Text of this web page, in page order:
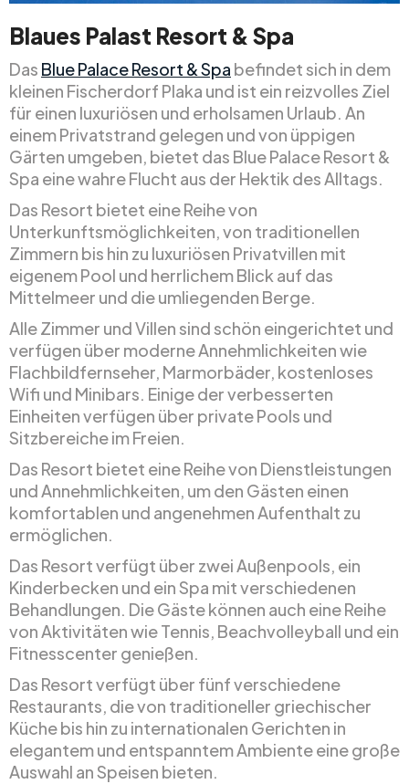
Blaues Palast Resort & Spa
Das Blue Palace Resort & Spa befindet sich in dem
kleinen Fischerdorf Plaka und ist ein reizvolles Ziel
für einen luxuriösen und erholsamen Urlaub. An
einem Privatstrand gelegen und von üppigen
Gärten umgeben, bietet das Blue Palace Resort &
Spa eine wahre Flucht aus der Hektik des Alltags.
Das Resort bietet eine Reihe von
Unterkunftsmöglichkeiten, von traditionellen
Zimmern bis hin zu luxuriösen Privatvillen mit
eigenem Pool und herrlichem Blick auf das
Mittelmeer und die umliegenden Berge.
Alle Zimmer und Villen sind schön eingerichtet und
verfügen über moderne Annehmlichkeiten wie
Flachbildfernseher, Marmorbäder, kostenloses
Wifi und Minibars. Einige der verbesserten
Einheiten verfügen über private Pools und
Sitzbereiche im Freien.
Das Resort bietet eine Reihe von Dienstleistungen
und Annehmlichkeiten, um den Gästen einen
komfortablen und angenehmen Aufenthalt zu
ermöglichen.
Das Resort verfügt über zwei Außenpools, ein
Kinderbecken und ein Spa mit verschiedenen
Behandlungen. Die Gäste können auch eine Reihe
von Aktivitäten wie Tennis, Beachvolleyball und ein
Fitnesscenter genießen.
Das Resort verfügt über fünf verschiedene
Restaurants, die von traditioneller griechischer
Küche bis hin zu internationalen Gerichten in
elegantem und entspanntem Ambiente eine große
Auswahl an Speisen bieten.